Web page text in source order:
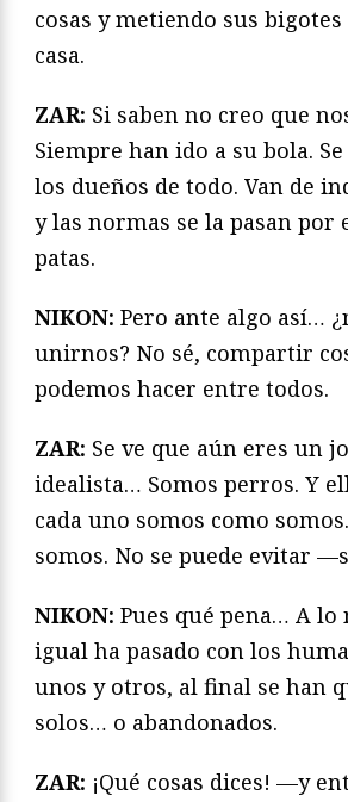
cosas y metiendo sus bigotes
casa.
ZAR: Si saben no creo que
Siempre han ido a su bola.
los dueños de todo. Van de
y las normas se la pasan por
patas.
NIKON: Pero ante algo así…
unirnos? No sé, compartir
podemos hacer entre todos.
ZAR: Se ve que aún eres un
idealista… Somos perros. Y
cada uno somos como
somos. No se puede evitar
NIKON: Pues qué pena… A lo
igual ha pasado con los
unos y otros, al final se han
solos… o abandonados.
ZAR: ¡Qué cosas dices! —y